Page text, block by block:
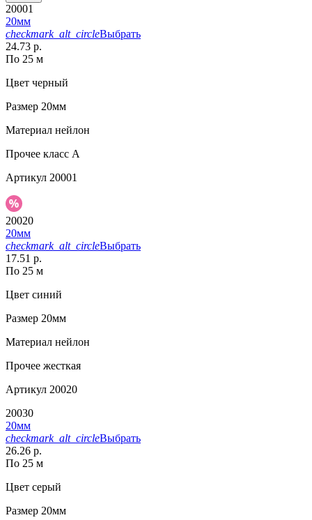
20001
20мм
checkmark_alt_circleВыбрать
24.73 р.
По 25 м
Цвет черный
Размер 20мм
Материал нейлон
Прочее класс А
Артикул 20001
20020
20мм
checkmark_alt_circleВыбрать
17.51 р.
По 25 м
Цвет синий
Размер 20мм
Материал нейлон
Прочее жесткая
Артикул 20020
20030
20мм
checkmark_alt_circleВыбрать
26.26 р.
По 25 м
Цвет серый
Размер 20мм